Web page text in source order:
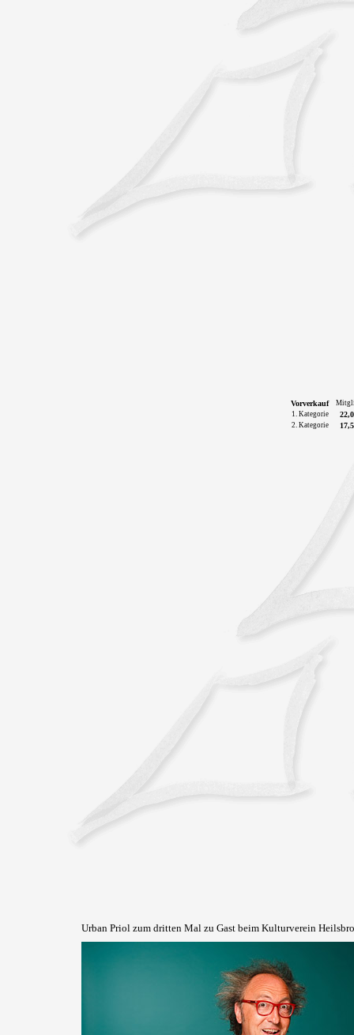
Vorverkauf
1. Kategorie
2. Kategorie
Urban Priol zum dritten Mal zu Gast beim Kulturverein